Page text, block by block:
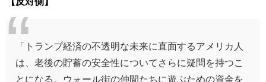
「トランプ経済の不透明な未来に直面するアメリカ人
は、老後の貯蓄の安全性についてさらに疑問を持つこ
とになる。ウォール街の仲間たちに遊ぶための資金を